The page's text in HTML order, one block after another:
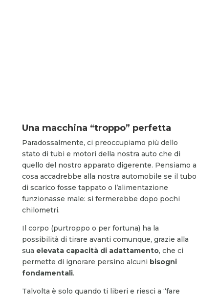
Una macchina “troppo” perfetta
Paradossalmente, ci preoccupiamo più dello
stato di tubi e motori della nostra auto che di
quello del nostro apparato digerente. Pensiamo a
cosa accadrebbe alla nostra automobile se il tubo
di scarico fosse tappato o l’alimentazione
funzionasse male: si fermerebbe dopo pochi
chilometri.
Il corpo (purtroppo o per fortuna) ha la
possibilità di tirare avanti comunque, grazie alla
sua elevata capacità di adattamento, che ci
permette di ignorare persino alcuni bisogni
fondamentali.
Talvolta è solo quando ti liberi e riesci a “fare